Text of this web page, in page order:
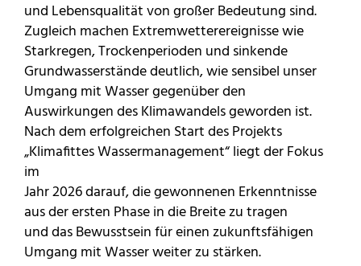
und Lebensqualität von großer Bedeutung sind.
Zugleich machen Extremwetterereignisse wie
Starkregen, Trockenperioden und sinkende
Grundwasserstände deutlich, wie sensibel unser
Umgang mit Wasser gegenüber den
Auswirkungen des Klimawandels geworden ist.
Nach dem erfolgreichen Start des Projekts
„Klimafittes Wassermanagement“ liegt der Fokus
im
Jahr 2026 darauf, die gewonnenen Erkenntnisse
aus der ersten Phase in die Breite zu tragen
und das Bewusstsein für einen zukunftsfähigen
Umgang mit Wasser weiter zu stärken.